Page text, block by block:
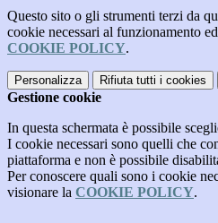
Questo sito o gli strumenti terzi da
cookie necessari al funzionamento
COOKIE POLICY.
Personalizza Rifiuta tutti i cookies
Gestione cookie
In questa schermata è possibile
I cookie necessari sono quelli che
piattaforma e non è possibile
Per conoscere quali sono i cookie
visionare la COOKIE POLICY.